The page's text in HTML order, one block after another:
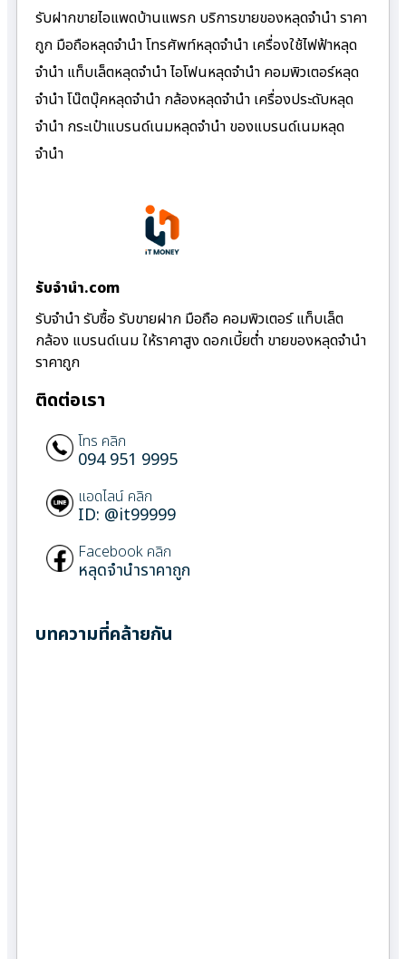
รับฝากขายไอแพดบ้านแพรก บริการขายของหลุดจำนำ ราคา
ถูก มือถือหลุดจำนำ โทรศัพท์หลุดจำนำ เครื่องใช้ไฟฟ้าหลุด
จำนำ แท็บเล็ตหลุดจำนำ ไอโฟนหลุดจำนำ คอมพิวเตอร์หลุด
จำนำ โน๊ตบุ๊คหลุดจำนำ กล้องหลุดจำนำ เครื่องประดับหลุด
จำนำ กระเป๋าแบรนด์เนมหลุดจำนำ ของแบรนด์เนมหลุด
จำนำ
รับจํานํา.com
รับจำนำ รับซื้อ รับขายฝาก มือถือ คอมพิวเตอร์ แท็บเล็ต
กล้อง แบรนด์เนม ให้ราคาสูง ดอกเบี้ยต่ำ ขายของหลุดจำนำ
ราคาถูก
ติดต่อเรา
โทร คลิก
094 951 9995
แอดไลน์ คลิก
ID: @it99999
Facebook คลิก
หลุดจำนำราคาถูก
บทความที่คล้ายกัน